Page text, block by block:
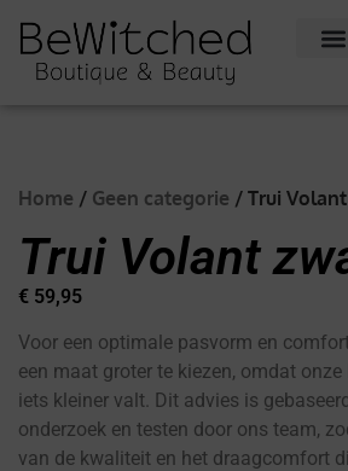
Home / Geen categorie / Trui
Trui Volant
€ 59,95
Voor een optimale pasvorm en
een maat groter te kiezen, omdat
iets kleiner valt. Dit advies is
onderzoek en testen door ons team,
van de kwaliteit en het draagcomfort